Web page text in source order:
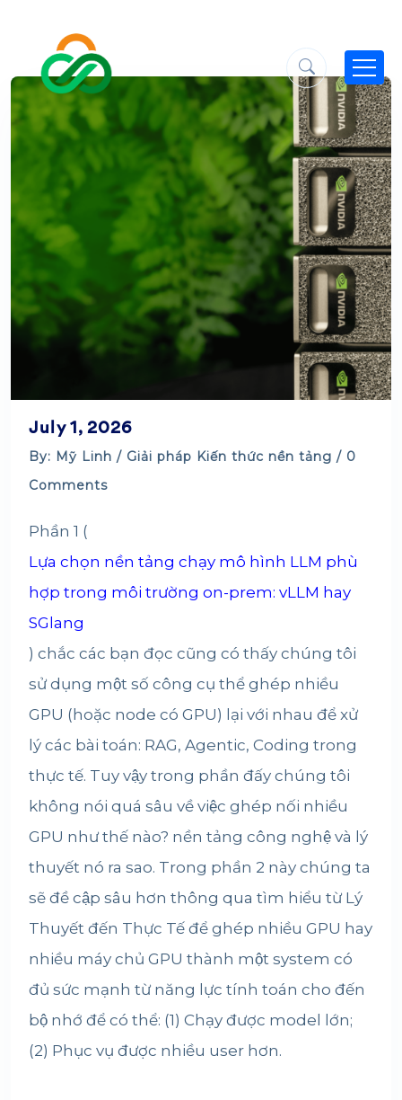
July 1, 2026
By: Mỹ Linh / Giải pháp Kiến thức nền tảng / 0
Comments
Phần 1 (
Lựa chọn nền tảng chạy mô hình LLM phù
hợp trong môi trường on-prem: vLLM hay
SGlang
) chắc các bạn đọc cũng có thấy chúng tôi
sử dụng một số công cụ thể ghép nhiều
GPU (hoặc node có GPU) lại với nhau để xử
lý các bài toán: RAG, Agentic, Coding trong
thực tế. Tuy vậy trong phần đấy chúng tôi
không nói quá sâu về việc ghép nối nhiều
GPU như thế nào? nền tảng công nghệ và lý
thuyết nó ra sao. Trong phần 2 này chúng ta
sẽ đề cập sâu hơn thông qua tìm hiểu từ Lý
Thuyết đến Thực Tế để ghép nhiều GPU hay
nhiều máy chủ GPU thành một system có
đủ sức mạnh từ năng lực tính toán cho đến
bộ nhớ để có thể: (1) Chạy được model lớn;
(2) Phục vụ được nhiều user hơn.